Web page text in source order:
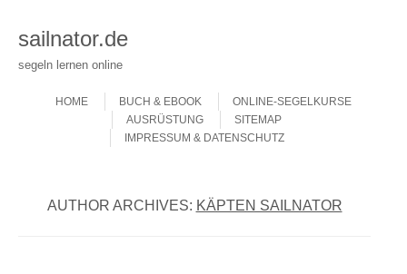
sailnator.de
segeln lernen online
MenuHOME
BUCH & EBOOK
ONLINE-SEGELKURSE
AUSRÜSTUNG
SITEMAP
IMPRESSUM & DATENSCHUTZ
AUTHOR ARCHIVES: KÄPTEN SAILNATOR